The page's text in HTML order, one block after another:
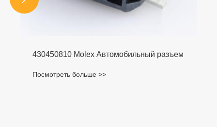
430450810 Molex Автомобильный разъем
Посмотреть больше >>